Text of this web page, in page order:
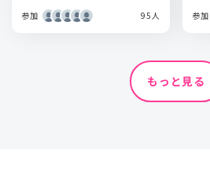
参加 95人 参加
もっと見る